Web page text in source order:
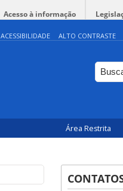
Acesso à informação
ACESSIBILIDADE ALTO CONTRASTE
Área Restrita